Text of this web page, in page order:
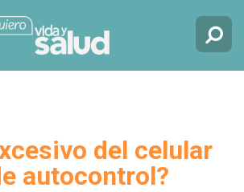
del celular
autocontrol?